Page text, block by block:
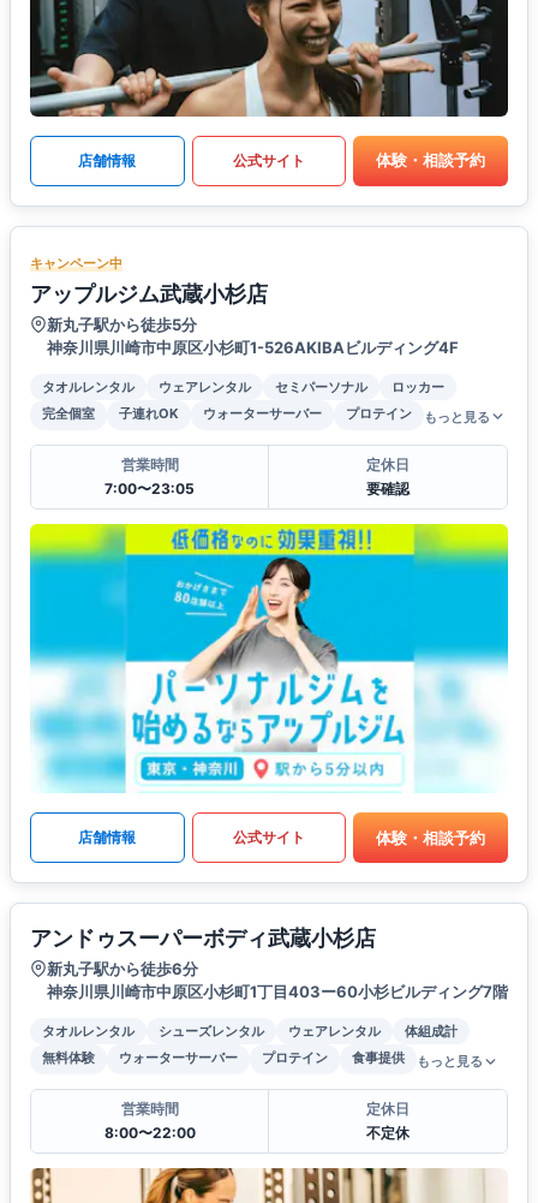
店舗情報 公式サイト 体験・相談予約
キャンペーン中
アップルジム武蔵小杉店
新丸子駅から徒歩5分
神奈川県川崎市中原区小杉町1-526AKIBAビルディング4F
タオルレンタル ウェアレンタル セミパーソナル
ロッカー
完全個室
子連れOK ウォーターサーバー プロテイン もっと見る
営業時間
7:00〜23:05
定休日
要確認
店舗情報 公式サイト 体験・相談予約
アンドゥスーパーボディ武蔵小杉店
新丸子駅から徒歩6分
神奈川県川崎市中原区小杉町1丁目403ー60小杉ビルディング7階
タオルレンタル シューズレンタル ウェアレンタル
体組成計
無料体験
ウォーターサーバー プロテイン 食事提供 もっと見る
営業時間
8:00〜22:00
定休日
不定休